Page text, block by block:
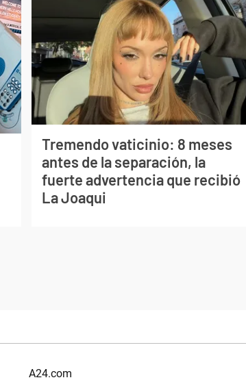
Tremendo vaticinio: 8 meses
antes de la separación, la
fuerte advertencia que recibió
La Joaqui
A24.com